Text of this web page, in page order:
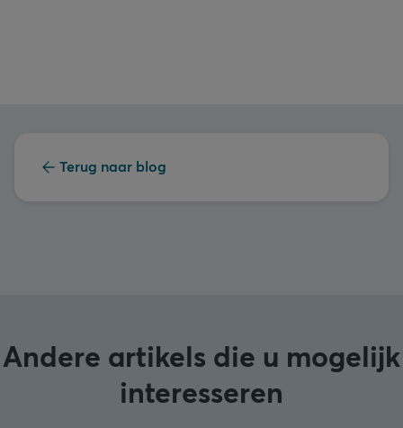
Terug naar blog
Andere artikels die u mogelijk
interesseren